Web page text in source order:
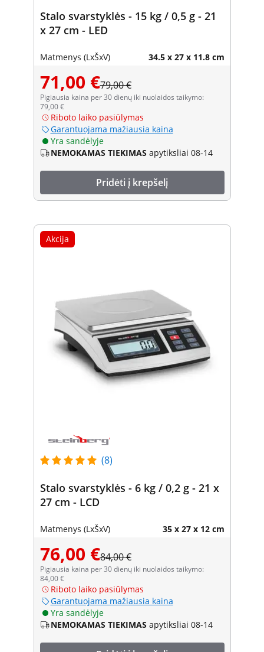
Stalo svarstyklės - 15 kg / 0,5 g - 21
x 27 cm - LED
Matmenys (LxŠxV) 34.5 x 27 x 11.8 cm
71,00 €79,00 €
Pigiausia kaina per 30 dienų iki nuolaidos taikymo:
79,00 €
Riboto laiko pasiūlymas
Garantuojama mažiausia kaina
Yra sandėlyje
NEMOKAMAS TIEKIMAS apytiksliai 08-14
Pridėti į krepšelį
Akcija
(8)
Stalo svarstyklės - 6 kg / 0,2 g - 21 x
27 cm - LCD
Matmenys (LxŠxV) 35 x 27 x 12 cm
76,00 €84,00 €
Pigiausia kaina per 30 dienų iki nuolaidos taikymo:
84,00 €
Riboto laiko pasiūlymas
Garantuojama mažiausia kaina
Yra sandėlyje
NEMOKAMAS TIEKIMAS apytiksliai 08-14